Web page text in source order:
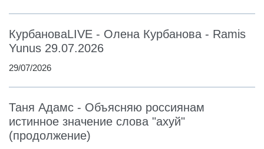
КурбановаLIVE - Олена Курбанова - Ramis
Yunus 29.07.2026
29/07/2026
Таня Адамс - Объясняю россиянам
истинное значение слова "ахуй"
(продолжение)